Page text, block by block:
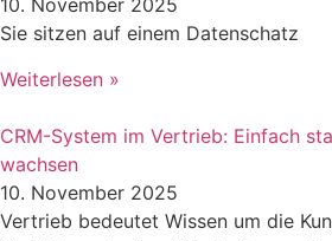
10. November 2025
Sie sitzen auf einem Datenschatz
Weiterlesen »
CRM-System im Vertrieb: Einfach
wachsen
10. November 2025
Vertrieb bedeutet Wissen um die